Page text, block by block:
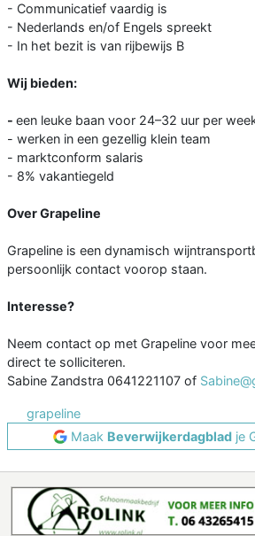
- Communicatief vaardig is
- Nederlands en/of Engels spreekt
- In het bezit is van rijbewijs B
Wij bieden:
- een leuke baan voor 24–32 uur per
- werken in een gezellig klein team
- marktconform salaris
- 8% vakantiegeld
Over Grapeline
Grapeline is een dynamisch
persoonlijk contact voorop staan.
Interesse?
Neem contact op met Grapeline voor
direct te solliciteren.
Sabine Zandstra 0641221107 of
grapeline
Maak Beverwijkerdagblad je